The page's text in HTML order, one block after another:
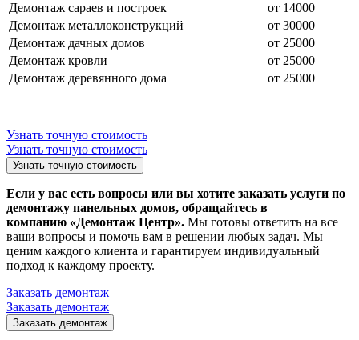
Демонтаж сараев и построек
от 14000
Демонтаж металлоконструкций
от 30000
Демонтаж дачных домов
от 25000
Демонтаж кровли
от 25000
Демонтаж деревянного дома
от 25000
Узнать точную стоимость
Узнать точную стоимость
Узнать точную стоимость
Если у вас есть вопросы или вы хотите заказать услуги по
демонтажу панельных домов, обращайтесь в
компанию «Демонтаж Центр». Мы готовы ответить на все
ваши вопросы и помочь вам в решении любых задач. Мы
ценим каждого клиента и гарантируем индивидуальный
подход к каждому проекту.
Заказать демонтаж
Заказать демонтаж
Заказать демонтаж